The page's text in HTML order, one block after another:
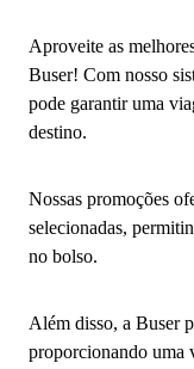
Aproveite as
Buser! Com nosso
pode garantir uma
destino.
Nossas promoções
selecionadas,
no bolso.
Além disso, a Buser
proporcionando uma